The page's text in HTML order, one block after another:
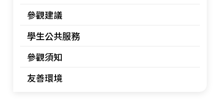
參觀建議
學生公共服務
參觀須知
友善環境